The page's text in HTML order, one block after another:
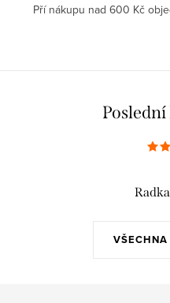
Pří nákupu nad 600 Kč